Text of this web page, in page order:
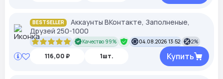
BESTSELLER
Аккаунты ВКонтакте, Заполненые,
Друзей 250-1000
Качество 99% 04.08.2026 13:52 2%
116,00 ₽ 1шт. Купить